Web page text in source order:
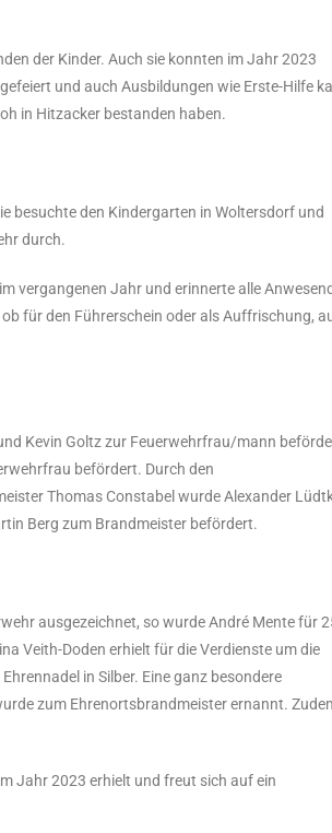
der Kinder. Auch sie konnten im Jahr 2023
und auch Ausbildungen wie Erste-Hilfe
in Hitzacker bestanden haben.
besuchte den Kindergarten in Woltersdorf und
durch.
vergangenen Jahr und erinnerte alle
für den Führerschein oder als Auffrischung,
Kevin Goltz zur Feuerwehrfrau/mann
befördert. Durch den
Thomas Constabel wurde Alexander
Berg zum Brandmeister befördert.
ausgezeichnet, so wurde André Mente für
Veith-Doden erhielt für die Verdienste um die
in Silber. Eine ganz besondere
zum Ehrenortsbrandmeister ernannt.
Jahr 2023 erhielt und freut sich auf ein